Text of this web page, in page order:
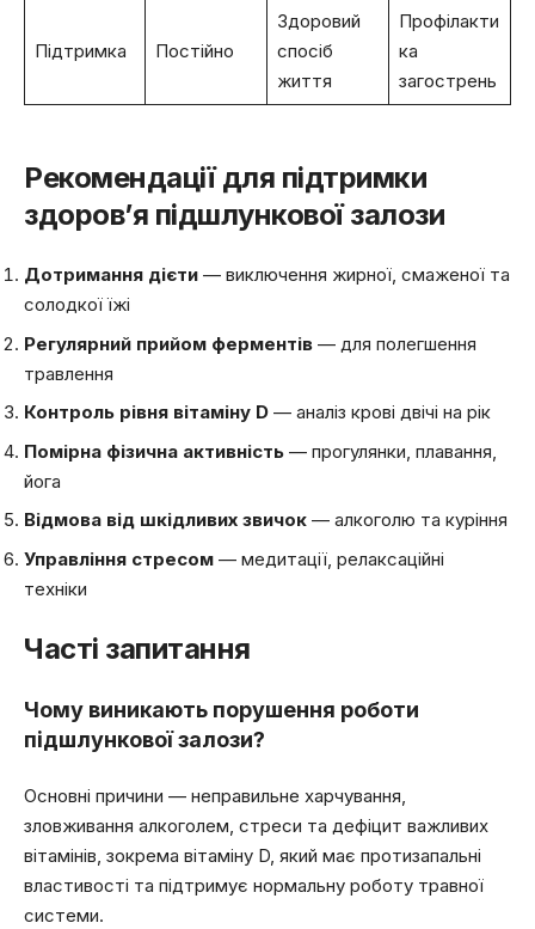
Підтримка Постійно
Здоровий
спосіб
життя
Профілакти
ка
загострень
Рекомендації для підтримки
здоров’я підшлункової залози
Дотримання дієти — виключення жирної, смаженої та
солодкої їжі
Регулярний прийом ферментів — для полегшення
травлення
Контроль рівня вітаміну D — аналіз крові двічі на рік
Помірна фізична активність — прогулянки, плавання,
йога
Відмова від шкідливих звичок — алкоголю та куріння
Управління стресом — медитації, релаксаційні
техніки
Часті запитання
Чому виникають порушення роботи
підшлункової залози?
Основні причини — неправильне харчування,
зловживання алкоголем, стреси та дефіцит важливих
вітамінів, зокрема вітаміну D, який має протизапальні
властивості та підтримує нормальну роботу травної
системи.